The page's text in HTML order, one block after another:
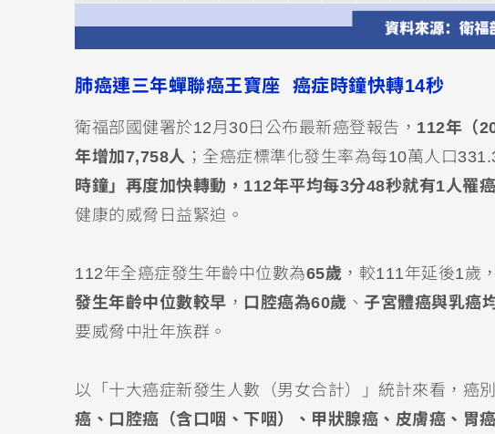
肺癌連三年蟬聯癌王寶座 癌症時鐘快轉14秒
衛福部國健署於12月30日公布最新癌登報告， 112年（
年增加7,758人 ；全癌症標準化發生率為每10萬人口
時鐘」再度加快轉動，112年平均每3分48秒就有1人罹癌
健康的威脅日益緊迫。
112年全癌症發生年齡中位數為65歲 ，較111年延後1歲
發生年齡中位數較早 ， 口腔癌為60歲 、 子宮體癌與乳癌
要威脅中壯年族群。
以「十大癌症新發生人數（男女合計）」統計來看，癌
癌、口腔癌（含口咽、下咽）、甲狀腺癌、皮膚癌、胃